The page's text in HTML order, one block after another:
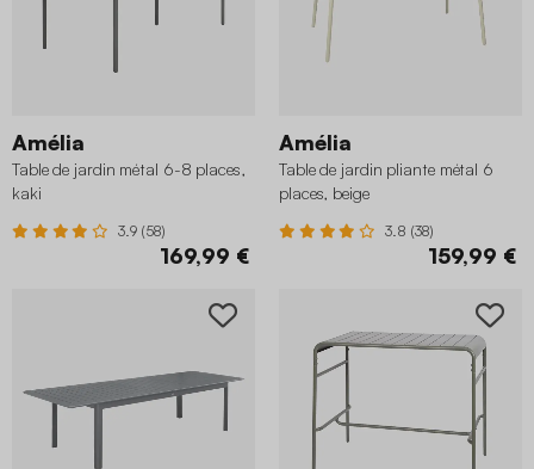
Amélia
Table de jardin métal 6-8 places,
kaki
3.9 (58)
169,99 €
Amélia
Table de jardin pliante métal 6
places, beige
3.8 (38)
159,99 €